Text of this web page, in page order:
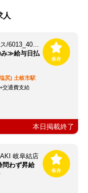
人
株式会社ツクイスタッフ 名古屋オフィス/6013_403515
み≫給与日払
尻) 土岐市駅
交通費支給
本日掲載終了
岐阜結店
問わず昇給